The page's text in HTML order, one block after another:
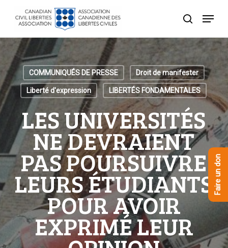
content
recherche
Menu
COMMUNIQUÉS DE PRESSE Droit de manifester
Liberté d'expression LIBERTÉS FONDAMENTALES
LES UNIVERSITÉS
NE DEVRAIENT
PAS POURSUIVRE
LEURS ÉTUDIANTS
POUR AVOIR
EXPRIMÉ LEUR
Menu
Faire un don